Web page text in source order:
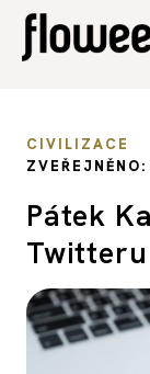
CIVILIZACE
Pátek
Twitteru